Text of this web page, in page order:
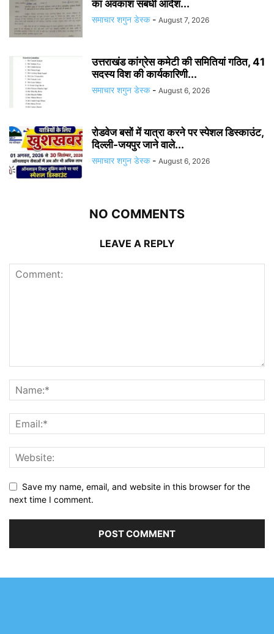
का अवकाश संबंधी आदेश...
समाचार शगुन डेस्क - August 7, 2026
उत्तराखंड कांग्रेस कमेटी की समितियां गठित, 41
सदस्य विश की कार्यकारिणी...
समाचार शगुन डेस्क - August 6, 2026
रोडवेज बसों में यात्रा करने पर स्पेशल डिस्काउंट,
दिल्ली-जयपुर जाने वाले...
समाचार शगुन डेस्क - August 6, 2026
NO COMMENTS
LEAVE A REPLY
Save my name, email, and website in this browser for the
next time I comment.